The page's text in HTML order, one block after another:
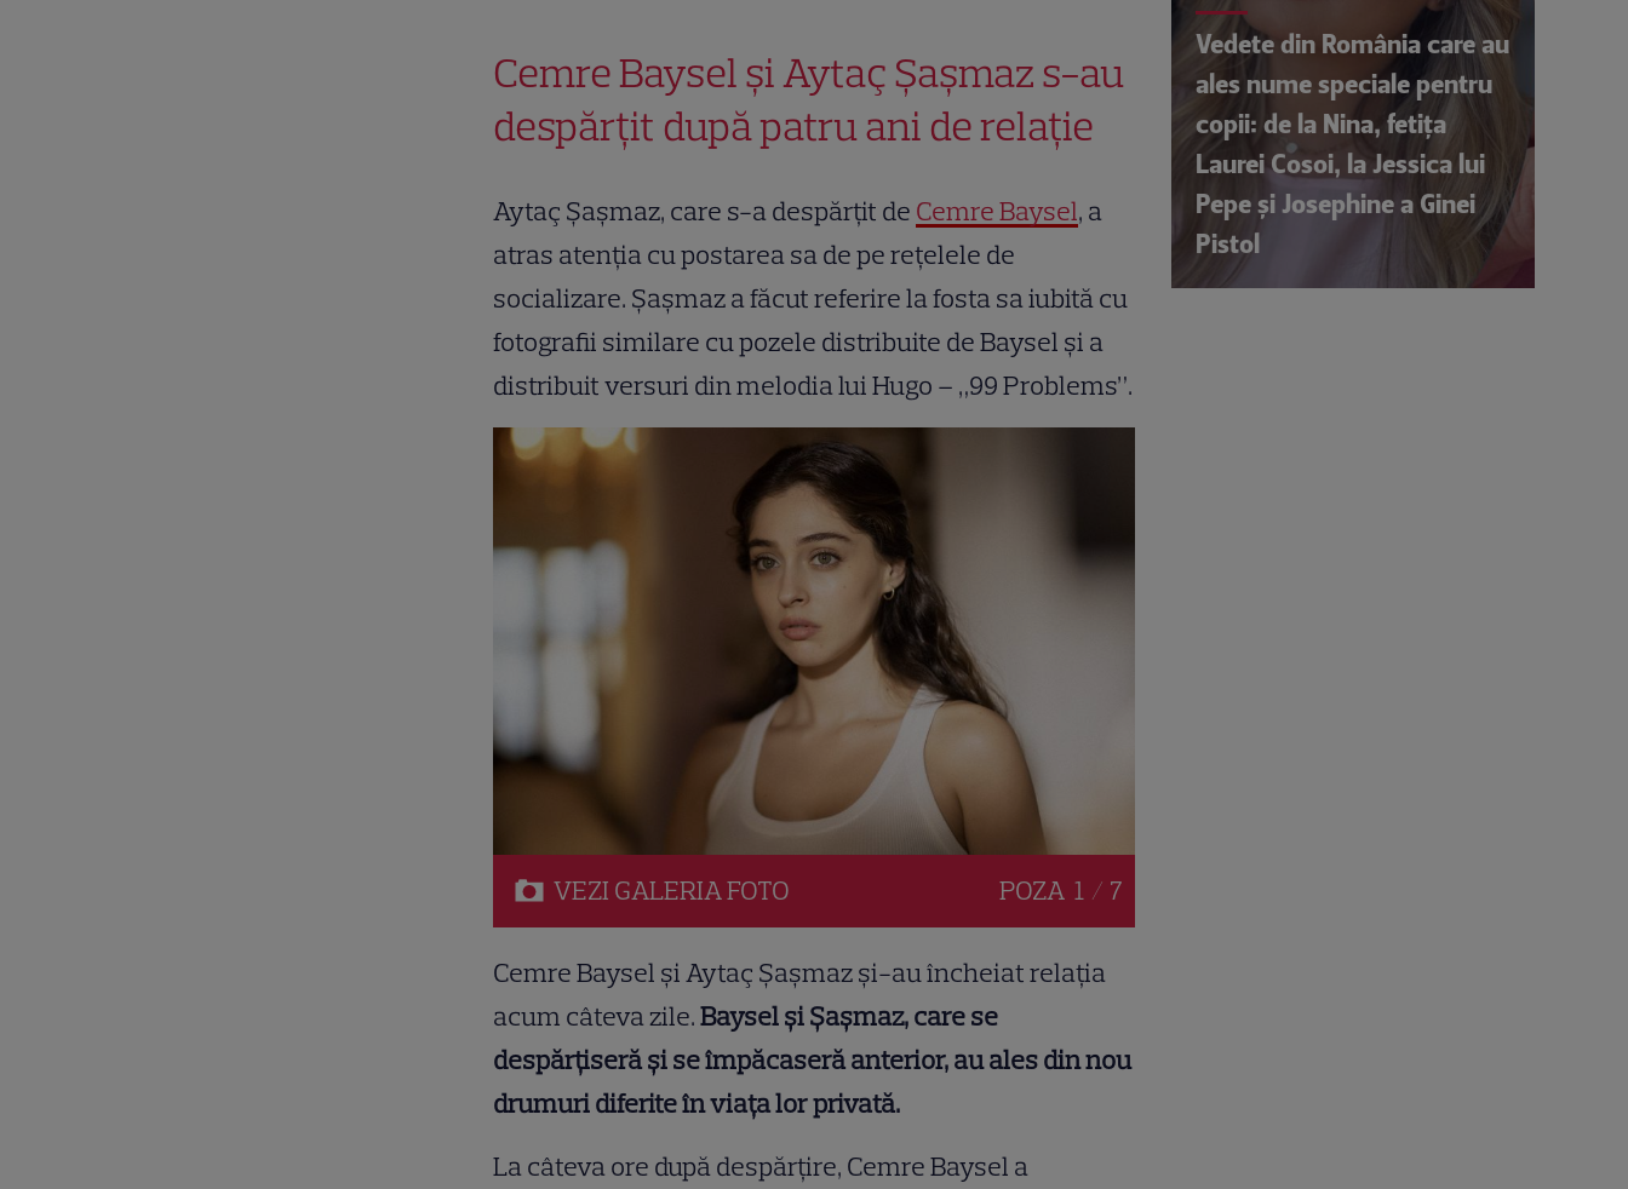
Cemre Baysel și Aytaç Şaşmaz s-au
despărțit după patru ani de relație
Aytaç Şaşmaz, care s-a despărțit de Cemre Baysel, a
atras atenția cu postarea sa de pe rețelele de
socializare. Șaşmaz a făcut referire la fosta sa iubită cu
fotografii similare cu pozele distribuite de Baysel și a
distribuit versuri din melodia lui Hugo – „99 Problems”.
VEZI GALERIAFOTO POZA 1 / 7
Cemre Baysel și Aytaç Şaşmaz și-au încheiat relația
acum câteva zile.Baysel și Şaşmaz, care se
despărțiseră și se împăcaseră anterior, au ales din nou
drumuri diferite în viața lor privată.
La câteva ore după despărțire, Cemre Baysel a
Vedete din România care au
ales nume speciale pentru
copii: de la Nina, fetița
Laurei Cosoi, la Jessica lui
Pepe și Josephine a Ginei
Pistol